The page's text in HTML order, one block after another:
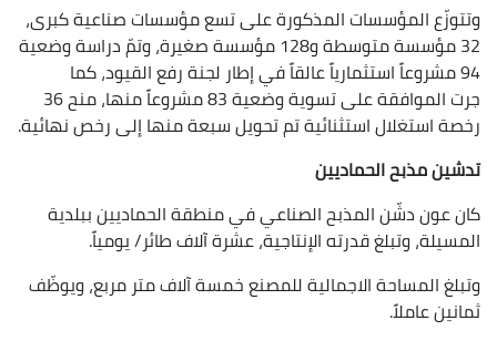
وتتوزّع المؤسسات المذكورة على تسع مؤسسات صناعية كبرى،
32 مؤسسة متوسطة و128 مؤسسة صغيرة، وتمّ دراسة وضعية
94 مشروعاً استثمارياً عالقاً في إطار لجنة رفع القيود، كما
جرت الموافقة على تسوية وضعية 83 مشروعاً منها، منح 36
رخصة استغلال استثنائية تم تحويل سبعة منها إلى رخص نهائية.
تدشين مذبح الحماديين
كان عون دشّن المذبح الصناعي في منطقة الحماديين ببلدية
المسيلة، وتبلغ قدرته الإنتاجية، عشرة آلاف طائر/ يومياً.
وتبلغ المساحة الاجمالية للمصنع خمسة آلاف متر مربع، ويوظّف
ثمانين عاملاً.